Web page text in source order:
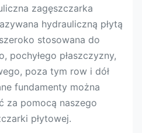
zagęszczarka
hydrauliczną płytą
stosowana do
pochyłego płaszczyzny,
poza tym row i dół
fundamenty można
za pomocą naszego
płytowej.